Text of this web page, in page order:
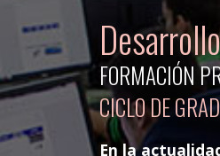
FORMACIÓN
CICLO DE
En la